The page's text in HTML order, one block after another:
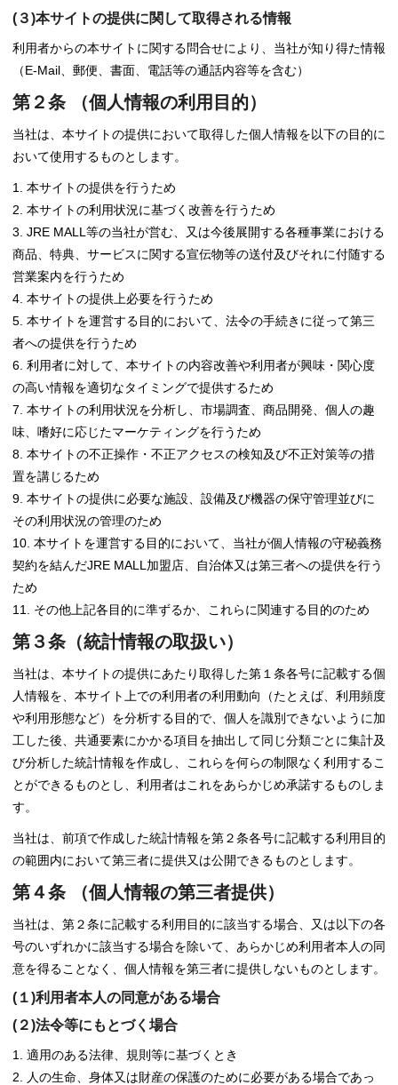
(３)本サイトの提供に関して取得される情報
利用者からの本サイトに関する問合せにより、当社が知り得た情報
（E-Mail、郵便、書面、電話等の通話内容等を含む）
第２条 （個人情報の利用目的）
当社は、本サイトの提供において取得した個人情報を以下の目的に
おいて使用するものとします。
本サイトの提供を行うため
本サイトの利用状況に基づく改善を行うため
JRE MALL等の当社が営む、又は今後展開する各種事業における
商品、特典、サービスに関する宣伝物等の送付及びそれに付随する
営業案内を行うため
本サイトの提供上必要を行うため
本サイトを運営する目的において、法令の手続きに従って第三
者への提供を行うため
利用者に対して、本サイトの内容改善や利用者が興味・関心度
の高い情報を適切なタイミングで提供するため
本サイトの利用状況を分析し、市場調査、商品開発、個人の趣
味、嗜好に応じたマーケティングを行うため
本サイトの不正操作・不正アクセスの検知及び不正対策等の措
置を講じるため
本サイトの提供に必要な施設、設備及び機器の保守管理並びに
その利用状況の管理のため
本サイトを運営する目的において、当社が個人情報の守秘義務
契約を結んだJRE MALL加盟店、自治体又は第三者への提供を行う
ため
その他上記各目的に準ずるか、これらに関連する目的のため
第３条（統計情報の取扱い）
当社は、本サイトの提供にあたり取得した第１条各号に記載する個
人情報を、本サイト上での利用者の利用動向（たとえば、利用頻度
や利用形態など）を分析する目的で、個人を識別できないように加
工した後、共通要素にかかる項目を抽出して同じ分類ごとに集計及
び分析した統計情報を作成し、これらを何らの制限なく利用するこ
とができるものとし、利用者はこれをあらかじめ承諾するものしま
す。
当社は、前項で作成した統計情報を第２条各号に記載する利用目的
の範囲内において第三者に提供又は公開できるものとします。
第４条 （個人情報の第三者提供）
当社は、第２条に記載する利用目的に該当する場合、又は以下の各
号のいずれかに該当する場合を除いて、あらかじめ利用者本人の同
意を得ることなく、個人情報を第三者に提供しないものとします。
(１)利用者本人の同意がある場合
(２)法令等にもとづく場合
適用のある法律、規則等に基づくとき
人の生命、身体又は財産の保護のために必要がある場合であっ